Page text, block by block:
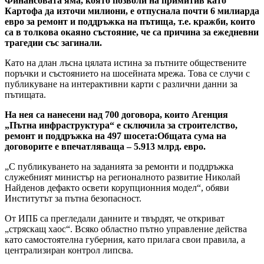
Картофа да източи милиони, е отпуснала почти 6 милиарда
евро за ремонт и поддръжка на пътища, т.е. кражби, които
са в толкова окаяно състояние, че са причина за ежедневни
трагедии със загинали.
Като на длан лъсна цялата истина за пътните обществените
поръчки и състоянието на шосейната мрежа. Това се случи с
публикуване на интерактивни карти с различни данни за
пътищата.
На нея са нанесени над 700 договора, които Агенция
„Пътна инфраструктура“ е сключила за строителство,
ремонт и поддръжка на 497 шосета:Общата сума на
договорите е впечатляваща – 5.913 млрд. евро.
„С публикуването на заданията за ремонти и поддръжка
служебният министър на регионалното развитие Николай
Найденов дефакто освети корупционния модел“, обяви
Институтът за пътна безопасност.
От ИПБ са прегледали данните и твърдят, че откриват
„стряскащ хаос“. Всяко областно пътно управление действа
като самостоятелна губерния, като прилага свои правила, а
централизиран контрол липсва.